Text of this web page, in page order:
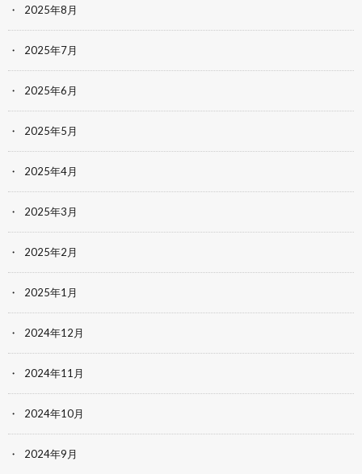
2025年8月
2025年7月
2025年6月
2025年5月
2025年4月
2025年3月
2025年2月
2025年1月
2024年12月
2024年11月
2024年10月
2024年9月